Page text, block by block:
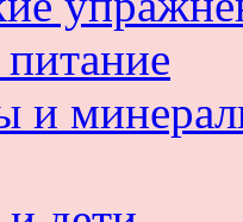
и